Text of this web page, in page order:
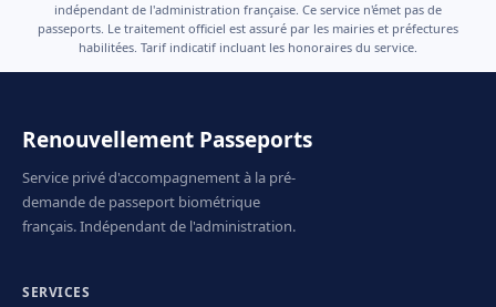
indépendant de l'administration française. Ce service n'émet pas de
passeports. Le traitement officiel est assuré par les mairies et préfectures
habilitées. Tarif indicatif incluant les honoraires du service.
Renouvellement Passeports
Service privé d'accompagnement à la pré-
demande de passeport biométrique
français. Indépendant de l'administration.
SERVICES